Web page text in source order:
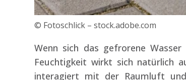
© Fotoschlick – stock.adobe.com
Wenn sich das gefrorene
Feuchtigkeit wirkt sich natürlich
interagiert mit der Raumluft